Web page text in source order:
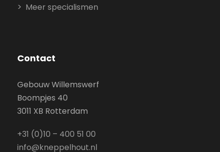
Meer specialismen
Contact
Gebouw Willemswerf
Boompjes 40
3011 XB Rotterdam
+31 (0)10 – 400 51 00
info@kneppelhout.nl